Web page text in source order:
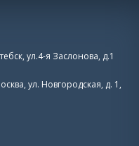
ул.4-я Заслонова, д.1
ул. Новгородская, д. 1,